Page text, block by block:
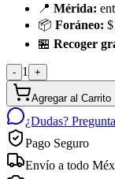
📍 Mérida:
📦 Foráneo:
🏪 Recoger
- 1 +
Agregar al Carrito
¿Dudas?
Pago Seguro
Envío a todo